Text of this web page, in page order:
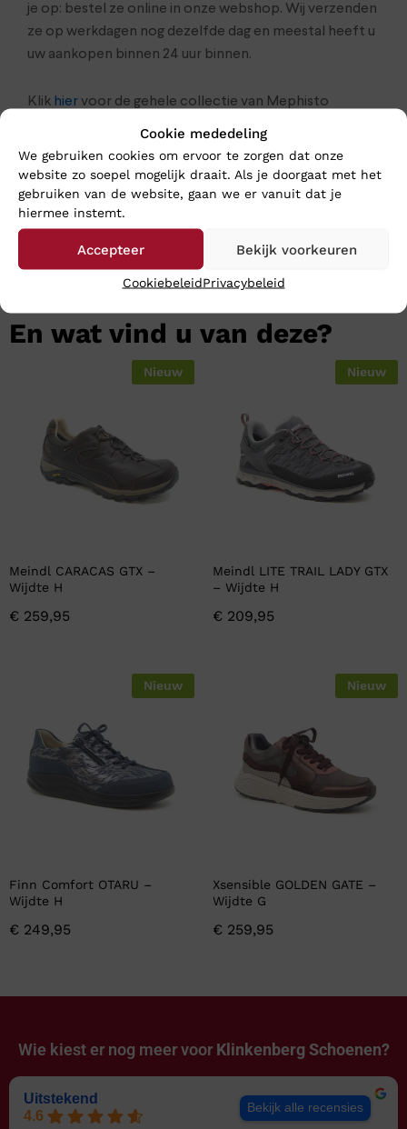
Cookie mededeling
We gebruiken cookies om ervoor te zorgen dat onze
website zo soepel mogelijk draait. Als je doorgaat met het
gebruiken van de website, gaan we er vanuit dat je
hiermee instemt.
Accepteer Bekijk voorkeuren
CookiebeleidPrivacybeleid
je op: bestel ze online in onze webshop. Wij verzenden
ze op werkdagen nog dezelfde dag en meestal heeft u
uw aankopen binnen 24 uur binnen.
Klik hiervoor de gehele collectie van Mephisto
En wat vind u van deze?
Nieuw
Meindl CARACAS GTX –
Wijdte H
€ 259,95
Nieuw
Meindl LITE TRAIL LADY GTX
– Wijdte H
€ 209,95
Nieuw
Finn Comfort OTARU –
Wijdte H
€ 249,95
Nieuw
Xsensible GOLDEN GATE –
Wijdte G
€ 259,95
Wie kiest er nog meer voor Klinkenberg Schoenen?
Uitstekend
4.6
Bekijk alle recensies